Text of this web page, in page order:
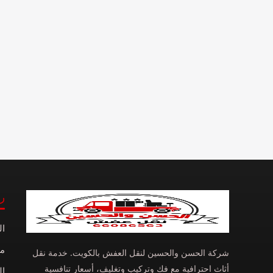
شركة الحسن والحسين لنقل العفش بالكويت. خدمة نقل
أثاث احترافية مع فك وتركيب وتغليف، أسعار تنافسية